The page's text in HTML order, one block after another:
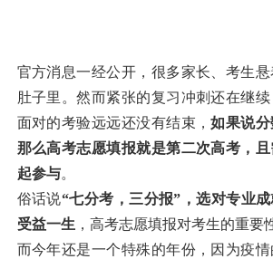
官方消息一经公开，很多家长、考生
肚子里。然而紧张的复习冲刺还在继
面对的考验远远还没有结束，如果说分
那么高考志愿填报就是第二次高考，
起参与。
俗话说“七分考，三分报”，选对专业
受益一生 ，高考志愿填报对考生的重要
而今年还是一个特殊的年份，因为疫